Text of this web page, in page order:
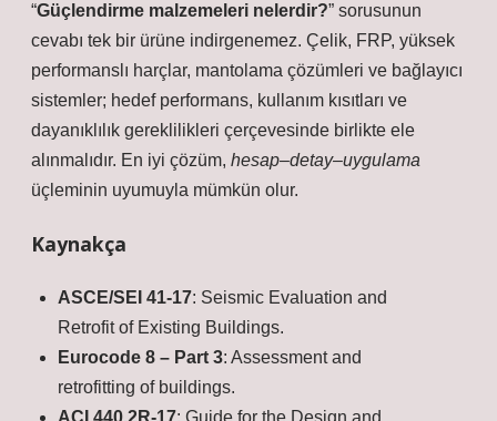
“Güçlendirme malzemeleri nelerdir?” sorusunun
cevabı tek bir ürüne indirgenemez. Çelik, FRP, yüksek
performanslı harçlar, mantolama çözümleri ve bağlayıcı
sistemler; hedef performans, kullanım kısıtları ve
dayanıklılık gereklilikleri çerçevesinde birlikte ele
alınmalıdır. En iyi çözüm, hesap–detay–uygulama
üçleminin uyumuyla mümkün olur.
Kaynakça
ASCE/SEI 41-17: Seismic Evaluation and
Retrofit of Existing Buildings.
Eurocode 8 – Part 3: Assessment and
retrofitting of buildings.
ACI 440.2R-17: Guide for the Design and